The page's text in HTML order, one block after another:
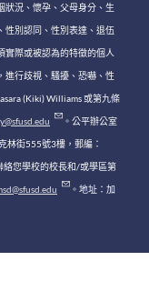
狀況、懷孕、父母身分、生
性別認同、性別表達、退伍
實際或被認為的特徵的個人
進行歧視、騷擾、恐嚇、性
(Kiki) Williams 或第九條
。公平辦公室
林街555號3樓，郵編：
您學校的校長和/或學區第
。地址：加